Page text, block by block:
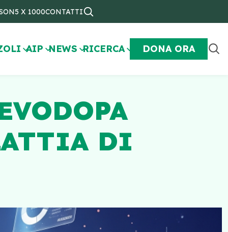
5 X 1000CONTATTI
AIP NEWS RICERCA DONA ORA
DI